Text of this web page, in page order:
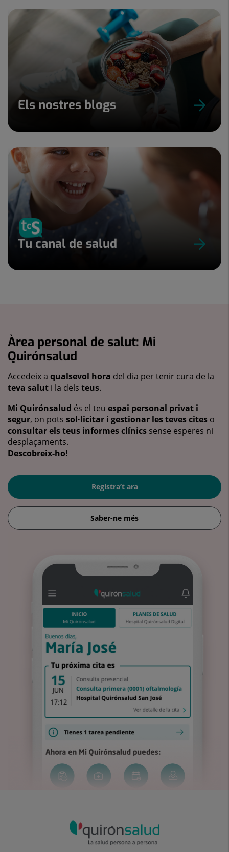
Els nostres blogs
Tu canal de salud
Àrea personal de salut: Mi
Quirónsalud
Accedeix a qualsevol hora del dia per tenir cura de la
teva salut i la dels teus.
Mi Quirónsalud és el teu espai personal privat i
segur, on pots sol·licitar i gestionar les teves cites o
consultar els teus informes clínics sense esperes ni
desplaçaments.
Descobreix-ho!
Registra’t ara
Saber-ne més